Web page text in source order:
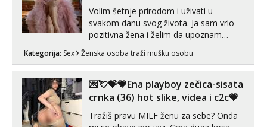
Volim šetnje prirodom i uživati u
svakom danu svog života. Ja sam vrlo
pozitivna žena i želim da upoznam
može i nešto više.💋🌺 Klikni na link
Kategorija: Sex Ženska osoba traži mušku osobu
💌💘💝💗Ena playboy zečica-sisata
crnka (36) hot slike, videa i c2c💗
Tražiš pravu MILF ženu za sebe? Onda